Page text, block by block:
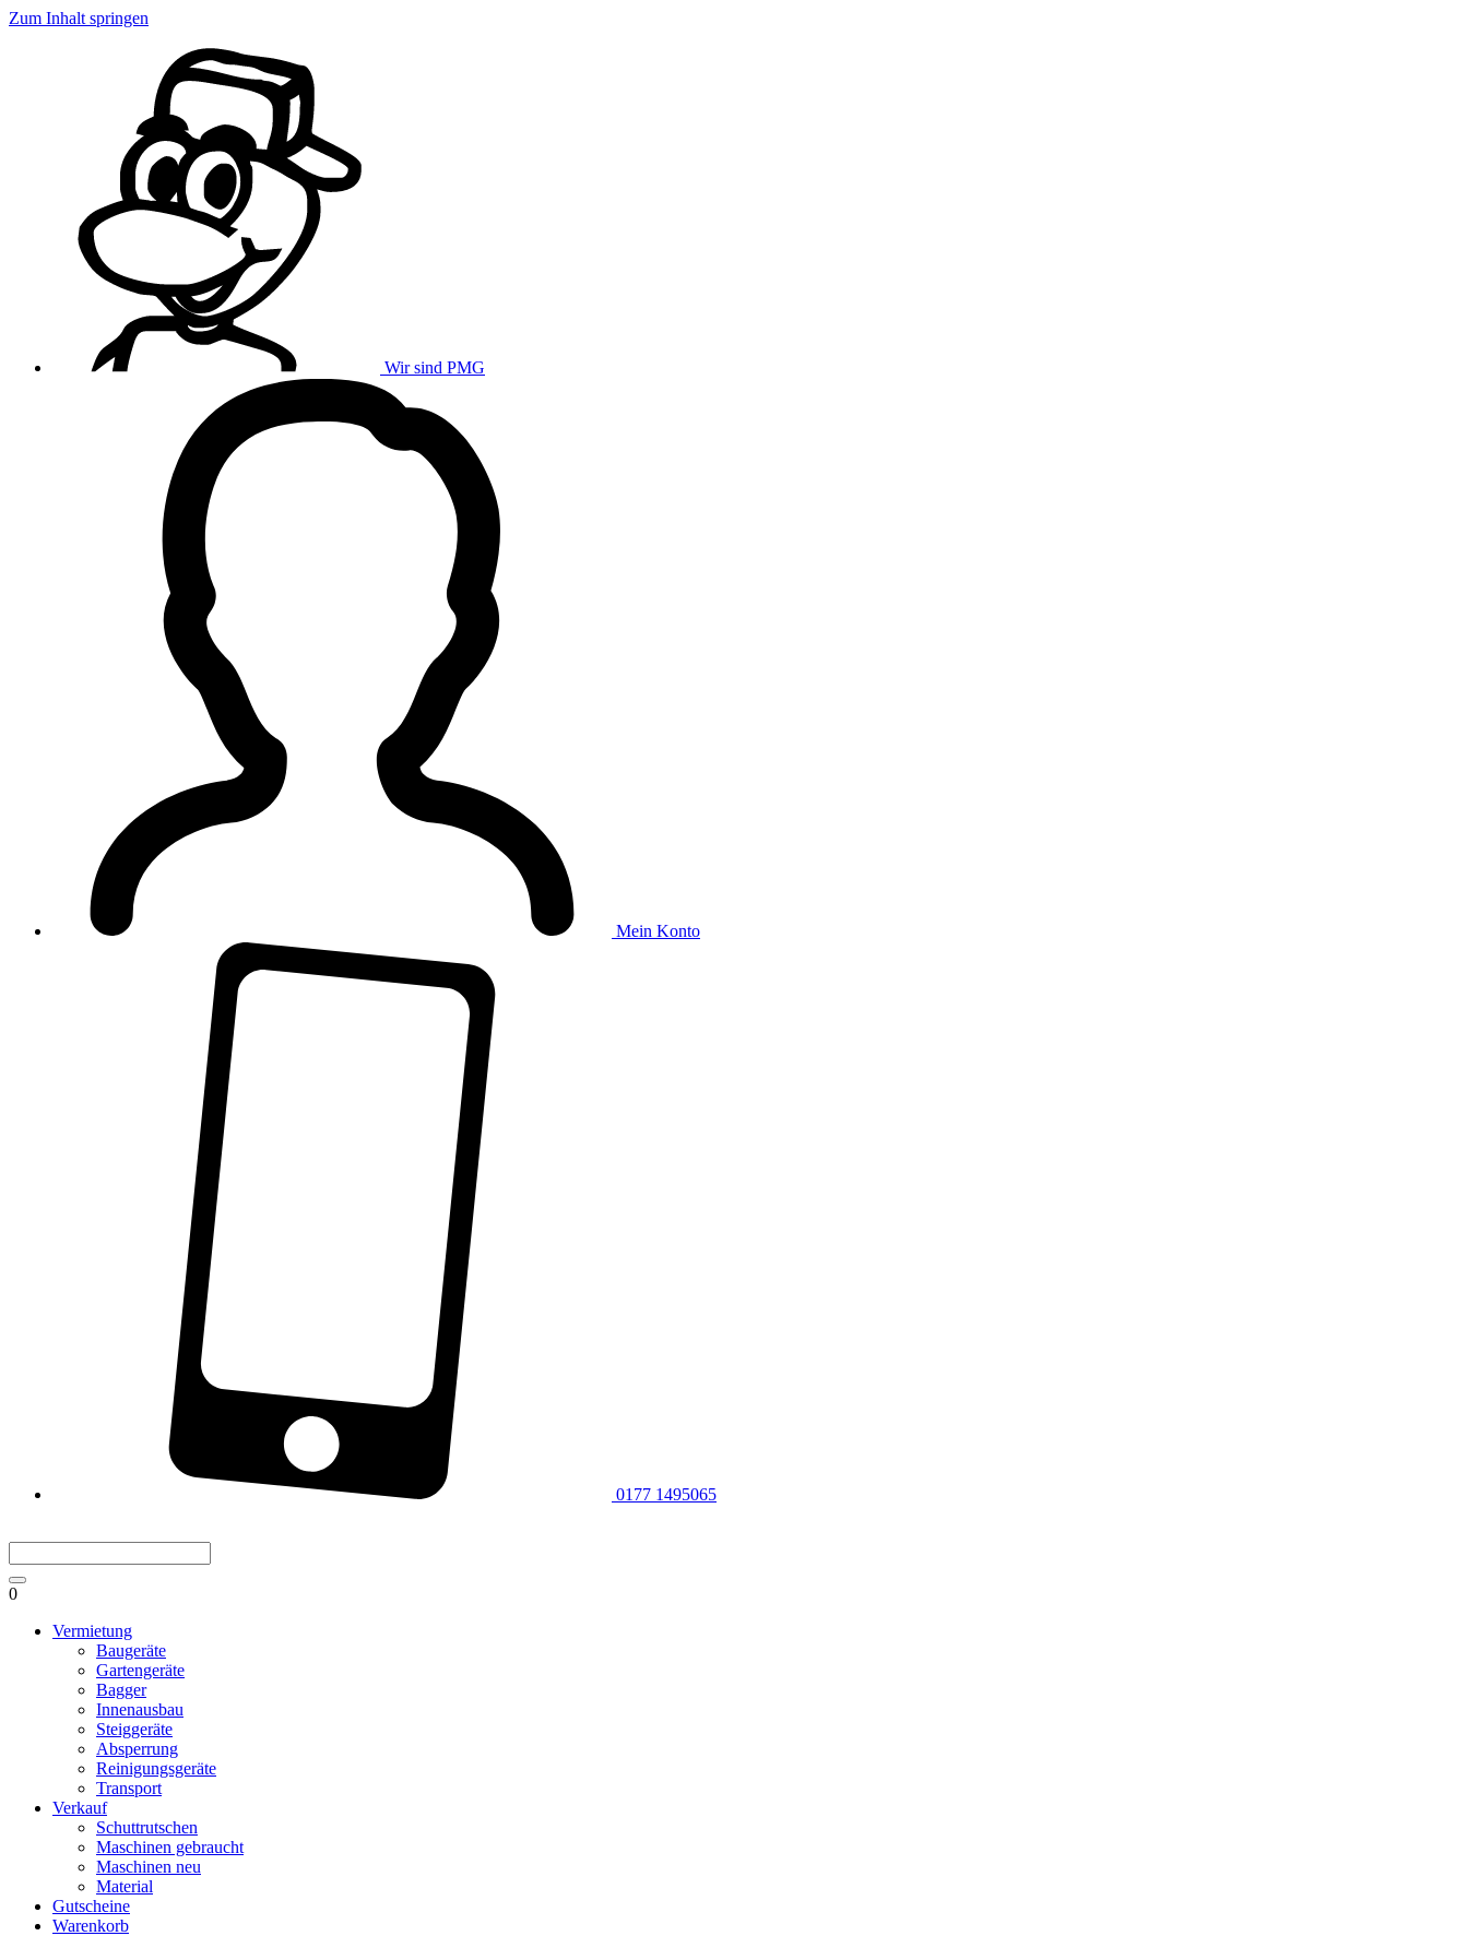
Zum Inhalt springen
Wir sind PMG
Mein Konto
0177 1495065
0
Vermietung
Baugeräte
Gartengeräte
Bagger
Innenausbau
Steiggeräte
Absperrung
Reinigungsgeräte
Transport
Verkauf
Schuttrutschen
Maschinen gebraucht
Maschinen neu
Material
Gutscheine
Warenkorb